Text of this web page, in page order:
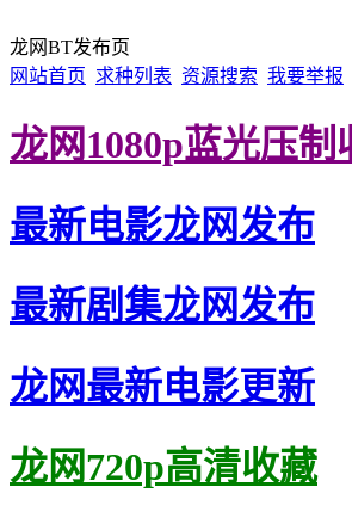
龙网BT发布页
网站首页 求种列表 资源搜索 我要举报
龙网1080p蓝光压制
最新电影龙网发布
最新剧集龙网发布
龙网最新电影更新
龙网720p高清收藏